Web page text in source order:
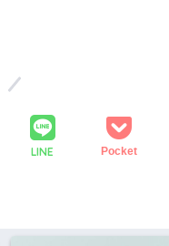
LINE Pocket